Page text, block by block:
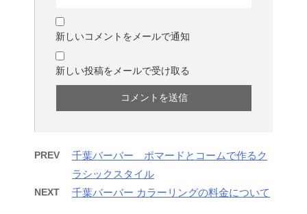
新しいコメントをメールで通知
新しい投稿をメールで受け取る
PREV
千葉バーバー ポマードとコームで作るク
ラシックスタイル
NEXT 千葉バーバー カラーリングの料金について